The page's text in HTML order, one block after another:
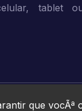
tablet
que